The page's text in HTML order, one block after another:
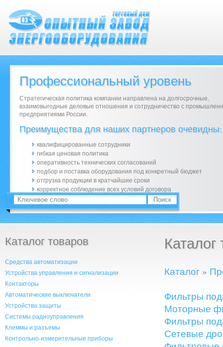
Профессиональный уровень
Стратегическая политика компании направлена на долгосрочные,
взаимовыгодные деловые отношения и сотрудничество с
предприятиями России.
Преимущества для наших партнеров очевидны:
квалифицированные сотрудники
гибкая ценовая политика
оперативность технических согласований
подбор и поставка оборудования под конкретный бюджет
отгрузка продукции в кратчайшие сроки
корректное соблюдение всех условий договора
Каталог товаров
Средства автоматизации
Устройства управления и сигнализации
Контакторы
Автоматические выключатели
Устройства защиты
Системы радиоуправления
Клеммы и разъемы
Контрольно-измерительные приборы
Каталог
Каталог »
Фильтры
Моторные
Фильтры
Сетевые